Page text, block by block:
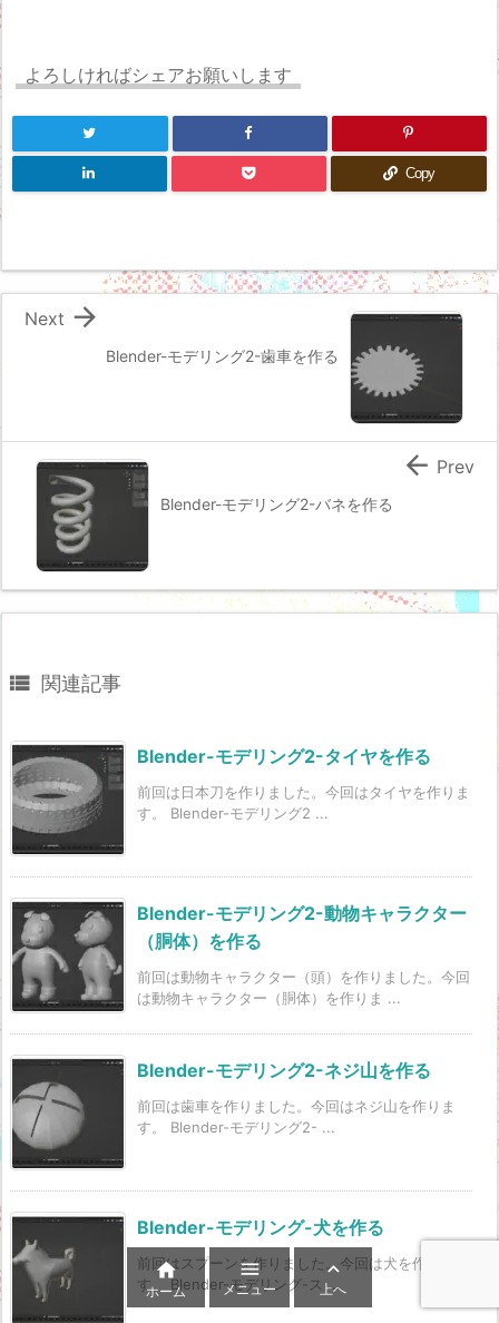
よろしければシェアお願いします
Copy
Blender-モデリング2-歯車を作る

Next
Blender-モデリング2-バネを作る
 Prev
 関連記事
Blender-モデリング2-タイヤを作る
前回は日本刀を作りました。今回はタイヤを作りま
す。 Blender-モデリング2 ...
Blender-モデリング2-動物キャラクター
（胴体）を作る
前回は動物キャラクター（頭）を作りました。今回
は動物キャラクター（胴体）を作りま ...
Blender-モデリング2-ネジ山を作る
前回は歯車を作りました。今回はネジ山を作りま
す。 Blender-モデリング2- ...
Blender-モデリング-犬を作る
前回はスプーンを作りました。今回は犬を作りま
す。 Blender-モデリング-ス ...

ホーム

メニュー

上へ